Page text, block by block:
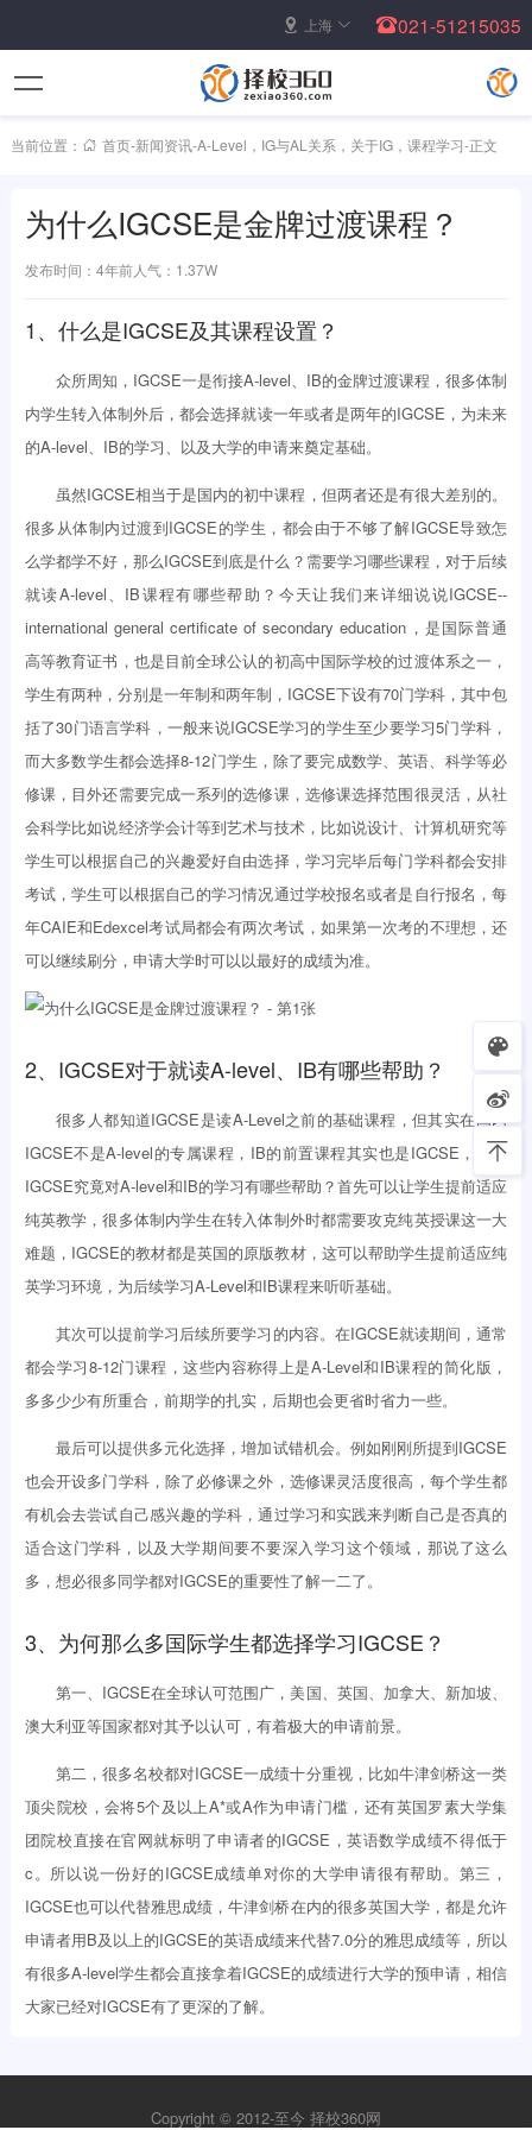
上海 021-51215035
当前位置： 首页-新闻资讯-A-Level ， IG与AL关系 ， 关于IG， 课程学习-正文
为什么IGCSE是金牌过渡课程？
发布时间：4年前人气：1.37W
1、什么是IGCSE及其课程设置？
众所周知，IGCSE一是衔接A-level、IB的金牌过渡课程，很多体制
内学生转入体制外后，都会选择就读一年或者是两年的IGCSE，为未来
的A-level、IB的学习、以及大学的申请来奠定基础。
虽然IGCSE相当于是国内的初中课程，但两者还是有很大差别的。
很多从体制内过渡到IGCSE的学生，都会由于不够了解IGCSE导致怎
么学都学不好，那么IGCSE到底是什么？需要学习哪些课程，对于后续
就读A-level、IB课程有哪些帮助？今天让我们来详细说说IGCSE--
international general certificate of secondary education，是国际普通
高等教育证书，也是目前全球公认的初高中国际学校的过渡体系之一，
学生有两种，分别是一年制和两年制，IGCSE下设有70门学科，其中包
括了30门语言学科，一般来说IGCSE学习的学生至少要学习5门学科，
而大多数学生都会选择8-12门学生，除了要完成数学、英语、科学等必
修课，目外还需要完成一系列的选修课，选修课选择范围很灵活，从社
会科学比如说经济学会计等到艺术与技术，比如说设计、计算机研究等
学生可以根据自己的兴趣爱好自由选择，学习完毕后每门学科都会安排
考试，学生可以根据自己的学习情况通过学校报名或者是自行报名，每
年CAIE和Edexcel考试局都会有两次考试，如果第一次考的不理想，还
可以继续刷分，申请大学时可以以最好的成绩为准。
2、IGCSE对于就读A-level、IB有哪些帮助？
很多人都知道IGCSE是读A-Level之前的基础课程，但其实在国内
IGCSE不是A-level的专属课程，IB的前置课程其实也是IGCSE，那么
IGCSE究竟对A-level和IB的学习有哪些帮助？首先可以让学生提前适应
纯英教学，很多体制内学生在转入体制外时都需要攻克纯英授课这一大
难题，IGCSE的教材都是英国的原版教材，这可以帮助学生提前适应纯
英学习环境，为后续学习A-Level和IB课程来听听基础。
其次可以提前学习后续所要学习的内容。在IGCSE就读期间，通常
都会学习8-12门课程，这些内容称得上是A-Level和IB课程的简化版，
多多少少有所重合，前期学的扎实，后期也会更省时省力一些。
最后可以提供多元化选择，增加试错机会。例如刚刚所提到IGCSE
也会开设多门学科，除了必修课之外，选修课灵活度很高，每个学生都
有机会去尝试自己感兴趣的学科，通过学习和实践来判断自己是否真的
适合这门学科，以及大学期间要不要深入学习这个领域，那说了这么
多，想必很多同学都对IGCSE的重要性了解一二了。
3、为何那么多国际学生都选择学习IGCSE？
第一、IGCSE在全球认可范围广，美国、英国、加拿大、新加坡、
澳大利亚等国家都对其予以认可，有着极大的申请前景。
第二，很多名校都对IGCSE一成绩十分重视，比如牛津剑桥这一类
顶尖院校，会将5个及以上A*或A作为申请门槛，还有英国罗素大学集
团院校直接在官网就标明了申请者的IGCSE，英语数学成绩不得低于
c。所以说一份好的IGCSE成绩单对你的大学申请很有帮助。第三，
IGCSE也可以代替雅思成绩，牛津剑桥在内的很多英国大学，都是允许
申请者用B及以上的IGCSE的英语成绩来代替7.0分的雅思成绩等，所以
有很多A-level学生都会直接拿着IGCSE的成绩进行大学的预申请，相信
大家已经对IGCSE有了更深的了解。
Copyright © 2012-至今 择校360网